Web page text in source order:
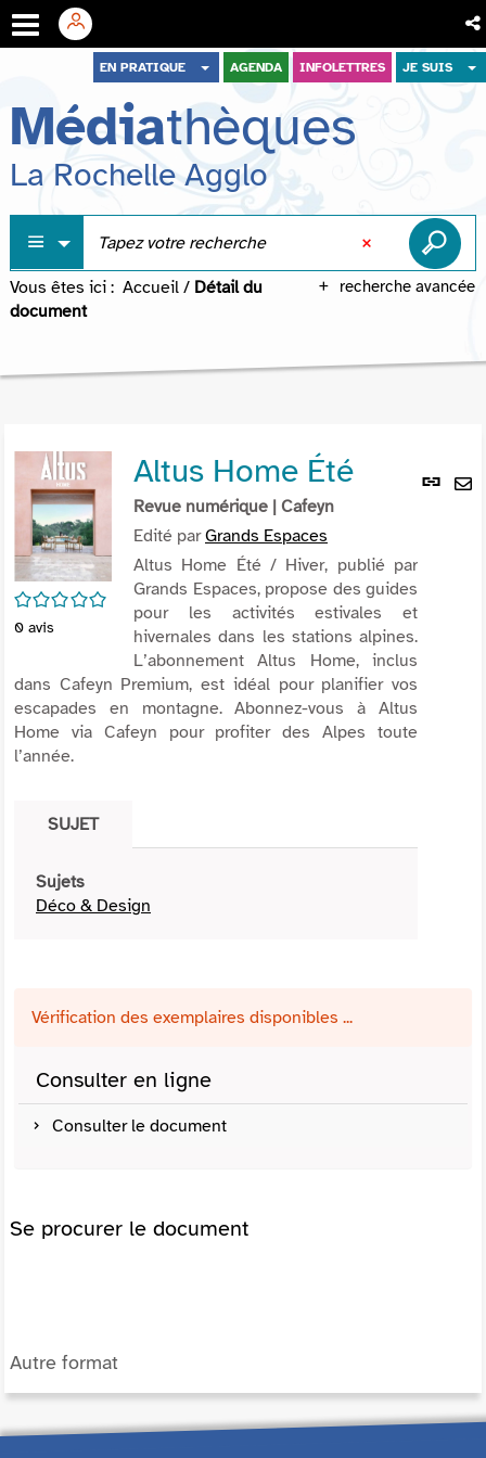
menu
contenu
recherche
EN PRATIQUE AGENDA INFOLETTRES JE SUIS
Médiathèques
La Rochelle Agglo
recherche avancée
Vous êtes ici : Accueil / Détail du
document
Lien
/5
0 avis
Altus Home Été
Revue numérique | Cafeyn
Edité parGrands Espaces
Altus Home Été / Hiver, publié par
Grands Espaces, propose des guides
pour les activités estivales et
hivernales dans les stations alpines.
L’abonnement Altus Home, inclus
dans Cafeyn Premium, est idéal pour planifier vos
escapades en montagne. Abonnez-vous à Altus
Home via Cafeyn pour profiter des Alpes toute
l’année.
SUJET
Sujets
Déco & Design
Vérification des exemplaires disponibles ...
Consulter en ligne
Consulter le document
Se procurer le document
Autre format